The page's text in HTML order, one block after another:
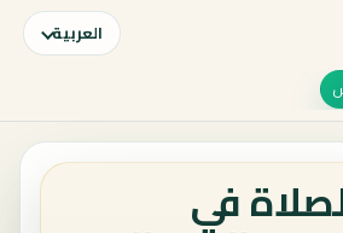
العربية
في